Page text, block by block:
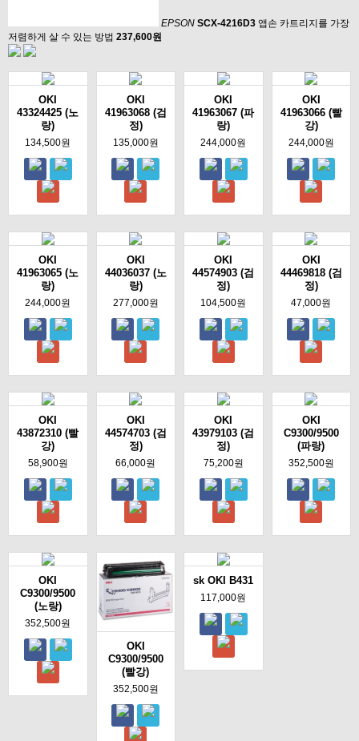
EPSON SCX-4216D3 앱손 카트리지를 가장
저렴하게 살 수 있는 방법 237,600원
OKI
43324425 (노
랑)
134,500원
OKI
41963068 (검
정)
135,000원
OKI
41963067 (파
랑)
244,000원
OKI
41963066 (빨
강)
244,000원
OKI
41963065 (노
랑)
244,000원
OKI
44036037 (노
랑)
277,000원
OKI
44574903 (검
정)
104,500원
OKI
44469818 (검
정)
47,000원
OKI
43872310 (빨
강)
58,900원
OKI
44574703 (검
정)
66,000원
OKI
43979103 (검
정)
75,200원
OKI
C9300/9500
(파랑)
352,500원
OKI
C9300/9500
(노랑)
352,500원
OKI
C9300/9500
(빨강)
352,500원
sk OKI B431
117,000원